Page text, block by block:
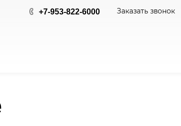
+7-953-822-6000 Заказать звонок